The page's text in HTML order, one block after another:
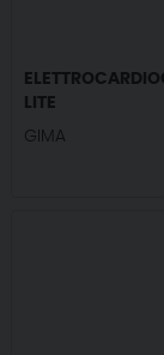
LITE
GIMA